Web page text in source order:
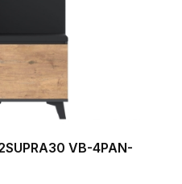
VB-4PAN-